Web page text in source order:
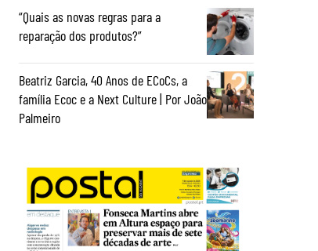
“Quais as novas regras para a
reparação dos produtos?”
Beatriz Garcia, 40 Anos de ECoCs, a
família Ecoc e a Next Culture | Por João
Palmeiro